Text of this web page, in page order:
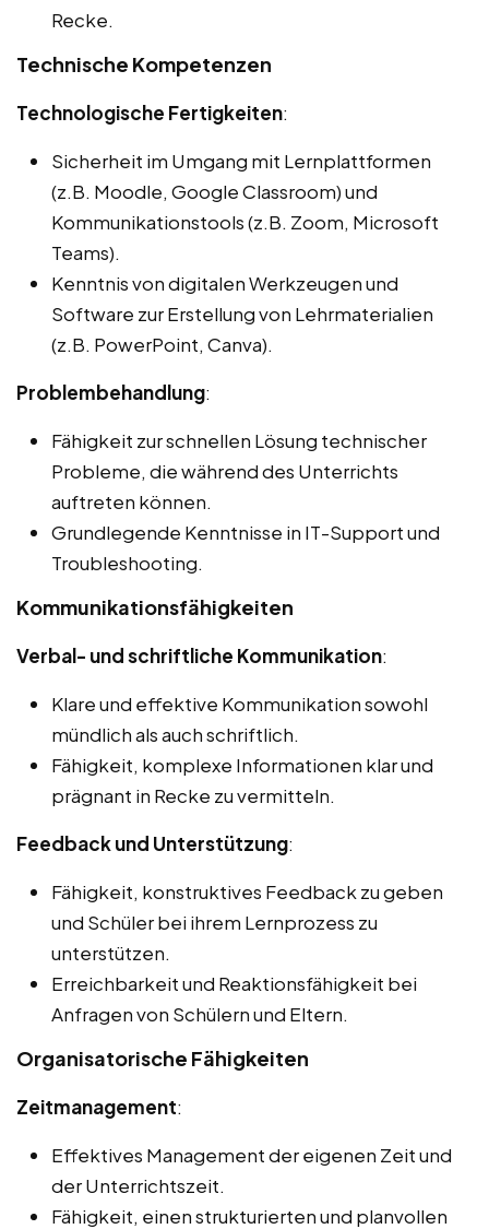
Recke.
Technische Kompetenzen
Technologische Fertigkeiten:
Sicherheit im Umgang mit Lernplattformen
(z.B. Moodle, Google Classroom) und
Kommunikationstools (z.B. Zoom, Microsoft
Teams).
Kenntnis von digitalen Werkzeugen und
Software zur Erstellung von Lehrmaterialien
(z.B. PowerPoint, Canva).
Problembehandlung:
Fähigkeit zur schnellen Lösung technischer
Probleme, die während des Unterrichts
auftreten können.
Grundlegende Kenntnisse in IT-Support und
Troubleshooting.
Kommunikationsfähigkeiten
Verbal- und schriftliche Kommunikation:
Klare und effektive Kommunikation sowohl
mündlich als auch schriftlich.
Fähigkeit, komplexe Informationen klar und
prägnant in Recke zu vermitteln.
Feedback und Unterstützung:
Fähigkeit, konstruktives Feedback zu geben
und Schüler bei ihrem Lernprozess zu
unterstützen.
Erreichbarkeit und Reaktionsfähigkeit bei
Anfragen von Schülern und Eltern.
Organisatorische Fähigkeiten
Zeitmanagement:
Effektives Management der eigenen Zeit und
der Unterrichtszeit.
Fähigkeit, einen strukturierten und planvollen